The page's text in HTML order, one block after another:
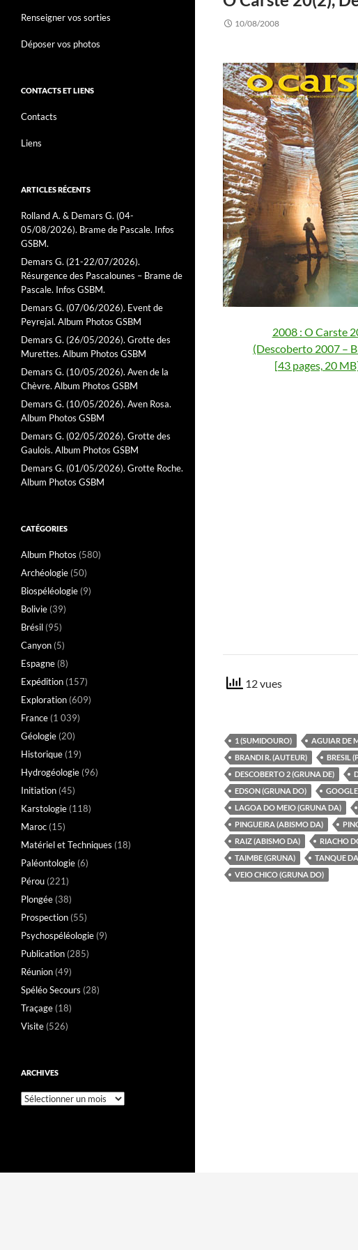
10/08/2008
2008 : O Carste
(Descoberto 2007 –
[43 pages, 20
12 vues
1 (SUMIDOURO) AGUIAR DE
BRANDI R. (AUTEUR)
BRESIL
DESCOBERTO 2 (GRUNA DE)
EDSON (GRUNA DO)
LAGOA DO MEIO (GRUNA DA)
PINGUEIRA (ABISMO DA)
RAIZ (ABISMO DA)
RIACHO
TAIMBE (GRUNA)
TANQUE
VEIO CHICO (GRUNA DO)
Renseigner vos sorties
Déposer vos photos
CONTACTS ET LIENS
Contacts
Liens
ARTICLES RÉCENTS
Rolland A. & Demars G. (04-
05/08/2026). Brame de Pascale. Infos
GSBM.
Demars G. (21-22/07/2026).
Résurgence des Pascalounes – Brame de
Pascale. Infos GSBM.
Demars G. (07/06/2026). Event de
Peyrejal. Album Photos GSBM
Demars G. (26/05/2026). Grotte des
Murettes. Album Photos GSBM
Demars G. (10/05/2026). Aven de la
Chèvre. Album Photos GSBM
Demars G. (10/05/2026). Aven Rosa.
Album Photos GSBM
Demars G. (02/05/2026). Grotte des
Gaulois. Album Photos GSBM
Demars G. (01/05/2026). Grotte Roche.
Album Photos GSBM
CATÉGORIES
Album Photos (580)
Archéologie (50)
Biospéléologie (9)
Bolivie (39)
Brésil (95)
Canyon (5)
Espagne (8)
Expédition (157)
Exploration (609)
France (1 039)
Géologie (20)
Historique (19)
Hydrogéologie (96)
Initiation (45)
Karstologie (118)
Maroc (15)
Matériel et Techniques (18)
Paléontologie (6)
Pérou (221)
Plongée (38)
Prospection (55)
Psychospéléologie (9)
Publication (285)
Réunion (49)
Spéléo Secours (28)
Traçage (18)
Visite (526)
ARCHIVES
Archives